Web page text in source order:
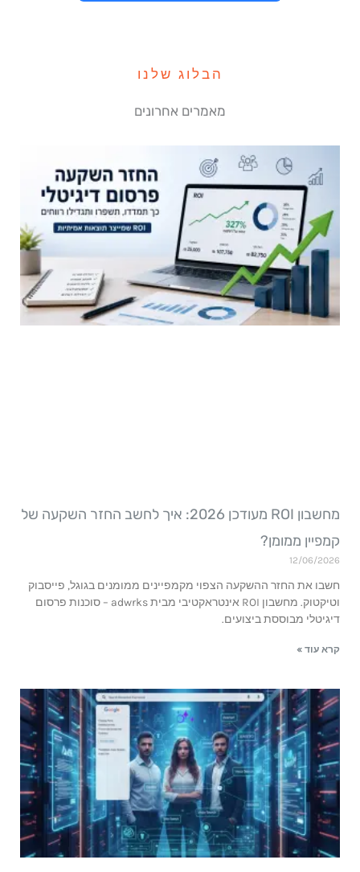
הבלוג שלנו
מאמרים אחרונים
מחשבון ROI מעודכן 2026: איך לחשב החזר השקעה של
ממומן?
12/06/
את החזר ההשקעה הצפוי מקמפיינים ממומנים בגוגל, פייסבוק
וטיקטוק. מחשבון ROI אינטראקטיבי מבית adwrks – סוכנות פרסום
מבוססת ביצועים.
עוד »